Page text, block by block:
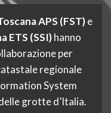
APS (FST)e
ETS (SSI)hanno
per
regionale
System
grotte d’Italia.